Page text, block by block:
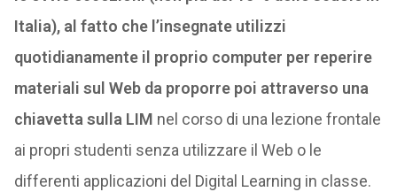
Italia), al fatto che l’insegnate utilizzi
quotidianamente il proprio computer per reperire
materiali sul Web da proporre poi attraverso una
chiavetta sulla LIM nel corso di una lezione frontale
ai propri studenti senza utilizzare il Web o le
differenti applicazioni del Digital Learning in classe.